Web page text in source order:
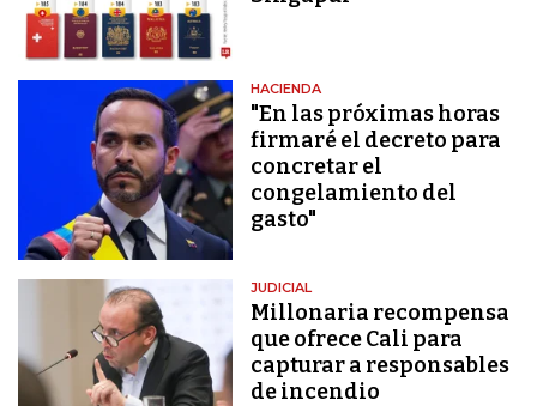
HACIENDA
"En las próximas horas
firmaré el decreto para
concretar el
congelamiento del
gasto"
JUDICIAL
Millonaria recompensa
que ofrece Cali para
capturar a responsables
de incendio